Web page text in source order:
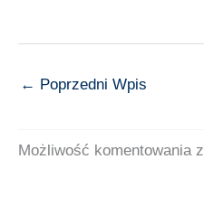
← Poprzedni Wpis
Możliwość komentowania